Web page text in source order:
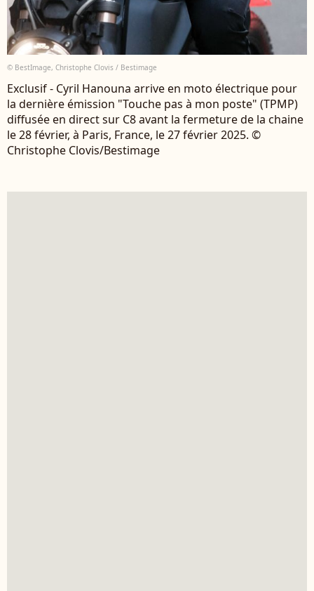
© BestImage, Christophe Clovis / Bestimage
Exclusif - Cyril Hanouna arrive en moto électrique pour
la dernière émission "Touche pas à mon poste" (TPMP)
diffusée en direct sur C8 avant la fermeture de la chaine
le 28 février, à Paris, France, le 27 février 2025. ©
Christophe Clovis/Bestimage